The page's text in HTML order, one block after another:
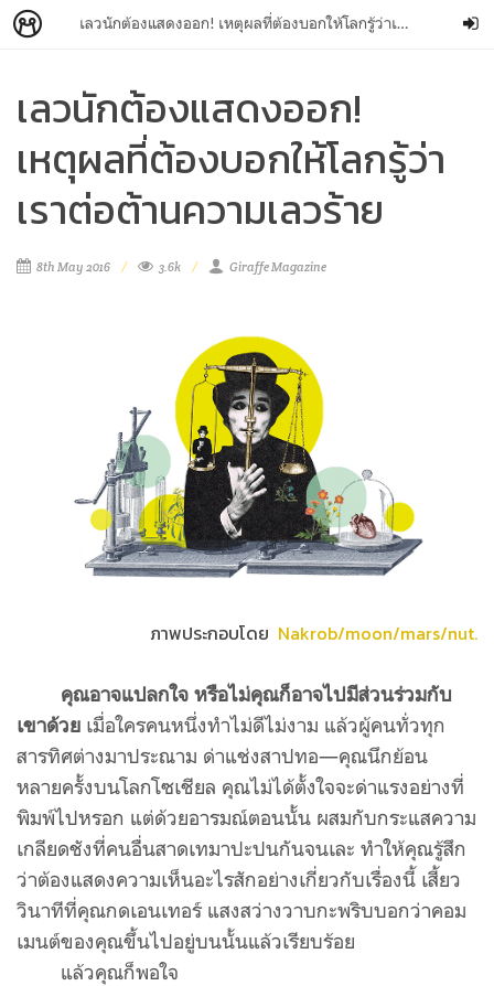
เลวนักต้องแสดงออก! เหตุผลที่ต้องบอกให้โลกรู้ว่าเราต่อต้านความเลวร้าย
เลวนักต้องแสดงออก!
เหตุผลที่ต้องบอกให้โลกรู้ว่า
เราต่อต้านความเลวร้าย
8th May 2016 3.6k Giraffe Magazine
ภาพประกอบโดย Nakrob/moon/mars/nut.
คุณอาจแปลกใจ หรือไม่คุณก็อาจไปมีส่วนร่วมกับ
เขาด้วย เมื่อใครคนหนึ่งทำไม่ดีไม่งาม แล้วผู้คนทั่วทุก
สารทิศต่างมาประณาม ด่าแช่งสาปทอ—คุณนึกย้อน
หลายครั้งบนโลกโซเชียล คุณไม่ได้ตั้งใจจะด่าแรงอย่างที่
พิมพ์ไปหรอก แต่ด้วยอารมณ์ตอนนั้น ผสมกับกระแสความ
เกลียดชังที่คนอื่นสาดเทมาปะปนกันจนเละ ทำให้คุณรู้สึก
ว่าต้องแสดงความเห็นอะไรสักอย่างเกี่ยวกับเรื่องนี้ เสี้ยว
วินาทีที่คุณกดเอนเทอร์ แสงสว่างวาบกะพริบบอกว่าคอม
เมนต์ของคุณขึ้นไปอยู่บนนั้นแล้วเรียบร้อย
แล้วคุณก็พอใจ